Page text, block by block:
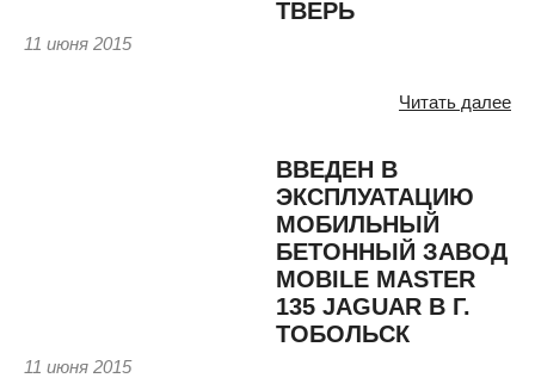
ТВЕРЬ
11 июня 2015
Читать далее
ВВЕДЕН В
ЭКСПЛУАТАЦИЮ
МОБИЛЬНЫЙ
БЕТОННЫЙ ЗАВОД
MOBILE MASTER
135 JAGUAR В Г.
ТОБОЛЬСК
11 июня 2015